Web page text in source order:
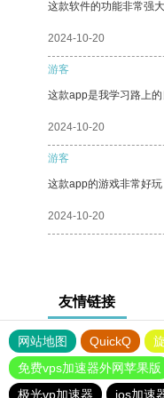
这款软件的功能非常强
2024-10-20
游客
这款app是我学习路上
2024-10-20
游客
这款app的游戏非常好玩
2024-10-20
友情链接
网站地图 QuickQ
免费vps加速器外网苹果版
极光vp加速器
ios加速